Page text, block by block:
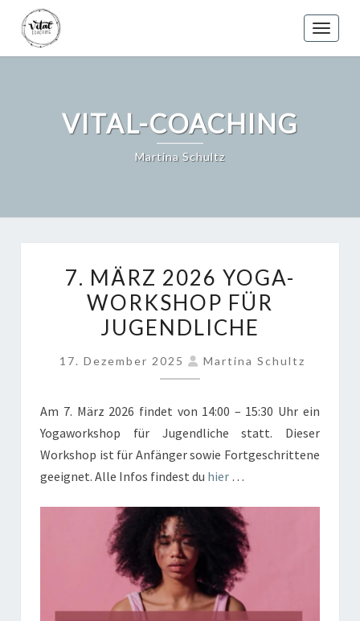
content
VITAL-COACHING
Martina Schultz
MÄRZ
2026
YOGA-
FÜR
7. MÄRZ 2026 YOGA-
WORKSHOP FÜR
JUGENDLICHE
17. Dezember 2025 Martina Schultz
Am 7. März 2026 findet von 14:00 – 15:30 Uhr ein
Yogaworkshop für Jugendliche statt. Dieser
Workshop ist für Anfänger sowie Fortgeschrittene
geeignet. Alle Infos findest du hier …